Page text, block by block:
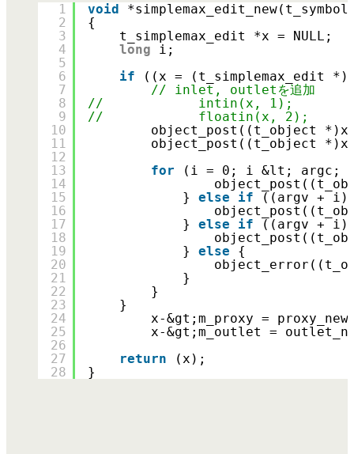
1
2
3
4
5
6
7
8
9
10
11
12
13
14
15
16
17
18
19
20
21
22
23
24
25
26
27
28
void
{
t_simplemax_edit *x = NULL;
long
i;
if
((x = (t_simplemax_edit
// inlet, outletを追加
//            intin(x, 1);
//            floatin(x, 2);
object_post((t_object
object_post((t_object
for
(i = 0; i &lt; argc;
} else if
((argv + i)-
} else if
((argv + i)-
} else
{
}
}
}
x-&gt;m_proxy =
x-&gt;m_outlet =
return
(x);
}